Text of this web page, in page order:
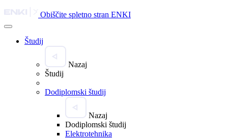
Obiščite spletno stran ENKI
Študij
Nazaj
Študij
Dodiplomski študij
Nazaj
Dodiplomski študij
Elektrotehnika